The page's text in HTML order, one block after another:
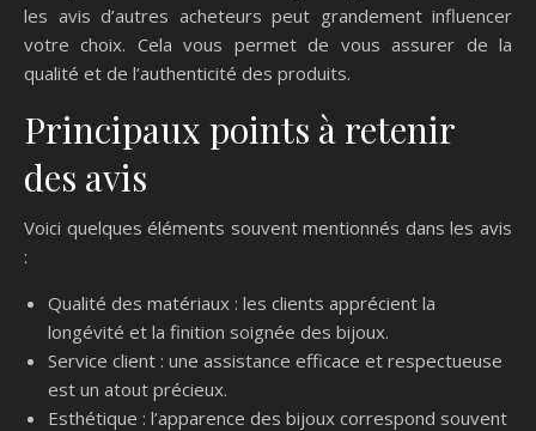
les avis d’autres acheteurs peut grandement influencer
votre choix. Cela vous permet de vous assurer de la
qualité et de l’authenticité des produits.
Principaux points à retenir
des avis
Voici quelques éléments souvent mentionnés dans les avis
:
Qualité des matériaux : les clients apprécient la
longévité et la finition soignée des bijoux.
Service client : une assistance efficace et respectueuse
est un atout précieux.
Esthétique : l’apparence des bijoux correspond souvent